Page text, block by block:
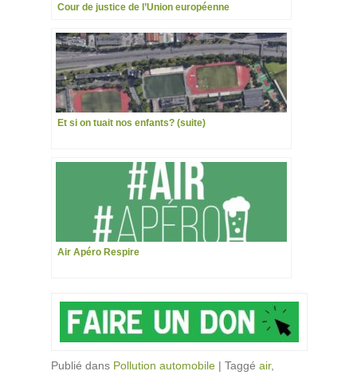
Cour de justice de l’Union européenne
Et si on tuait nos enfants? (suite)
Air Apéro Respire
Publié dans Pollution automobile | Taggé air,